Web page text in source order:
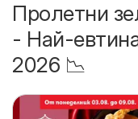
Пролетни
- Най-
2026 📉